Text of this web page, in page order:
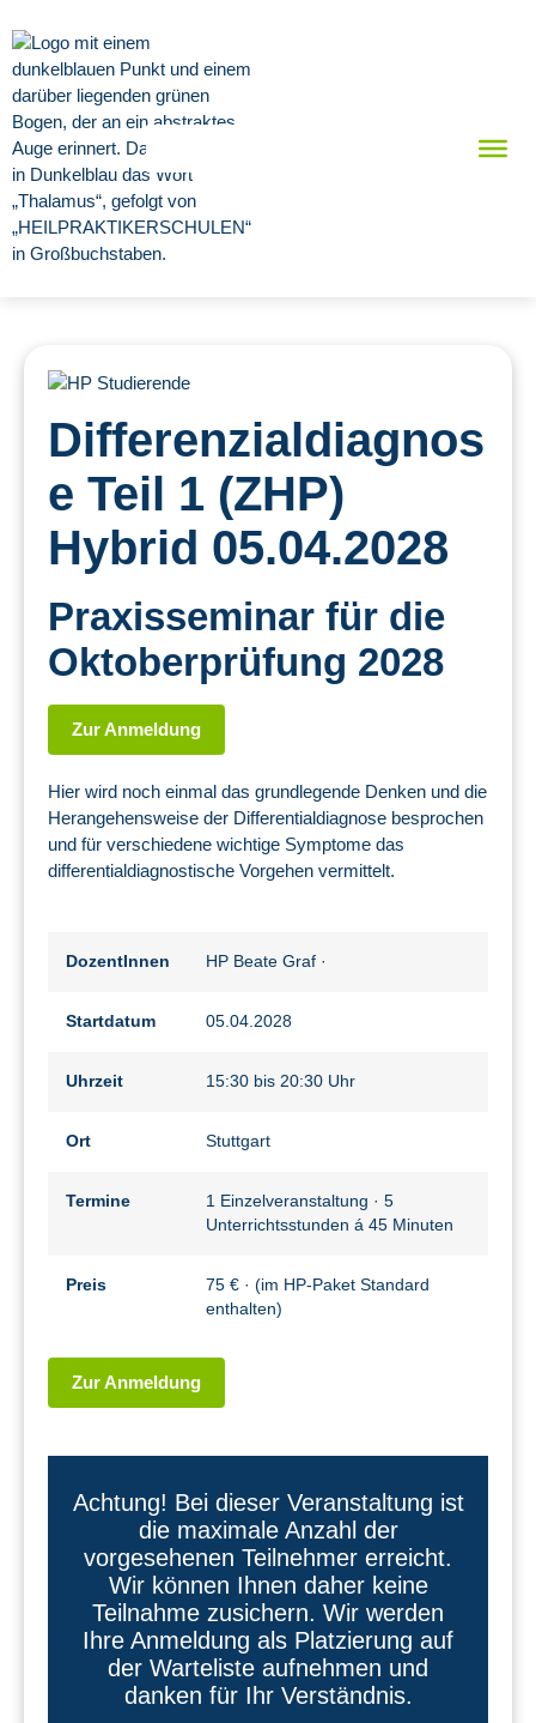
Differenzialdiagnos
e Teil 1 (ZHP)
Hybrid 05.04.2028
Praxisseminar für die
Oktoberprüfung 2028
Zur Anmeldung
Hier wird noch einmal das grundlegende Denken und die
Herangehensweise der Differentialdiagnose besprochen
und für verschiedene wichtige Symptome das
differentialdiagnostische Vorgehen vermittelt.
DozentInnen HP Beate Graf ·
Startdatum 05.04.2028
Uhrzeit 15:30 bis 20:30 Uhr
Ort Stuttgart
Termine
1 Einzelveranstaltung · 5
Unterrichtsstunden á 45 Minuten
Preis
75 € · (im HP-Paket Standard
enthalten)
Zur Anmeldung
Achtung! Bei dieser Veranstaltung ist
die maximale Anzahl der
vorgesehenen Teilnehmer erreicht.
Wir können Ihnen daher keine
Teilnahme zusichern. Wir werden
Ihre Anmeldung als Platzierung auf
der Warteliste aufnehmen und
danken für Ihr Verständnis.